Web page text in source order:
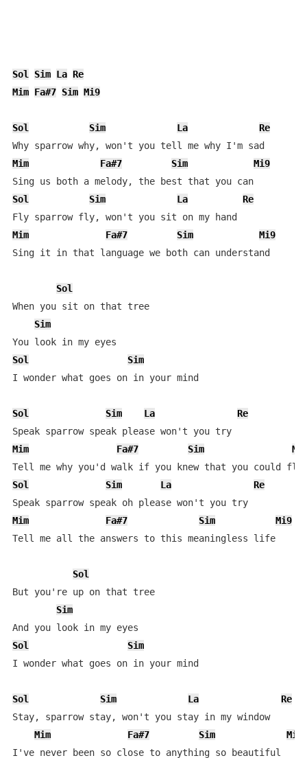
Sol Sim La Re
Mim Fa#7 Sim Mi9
Sol Sim La
Re
Mim
Fa#7 Sim
Mi9
Sing us both a melody, the best that you can
Sol
Sim La
Re
Mim
Fa#7 Sim
Mi9
Sing it in that language we both can understand
Sol
When you sit on that tree
Sim
Sol
Sim
I wonder what goes on in your mind
Sol Sim La
Re
Speak sparrow speak please won't you try
Mim
Fa#7 Sim
Sol
Sim La
Re
Speak sparrow speak oh please won't you try
Mim
Fa#7 Sim
Mi9
Tell me all the answers to this meaningless life
Sol
But you're up on that tree
Sim
Sol
Sim
I wonder what goes on in your mind
Sol Sim La
Re
Stay, sparrow stay, won't you stay in my window
Mim
Fa#7 Sim
Mi9